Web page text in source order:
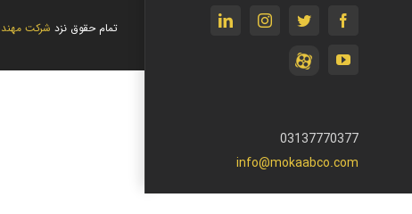
facebook
twitter
instagram
linkedin
youtube
آپارات
03137770377
info@mokaabco.com
تمام حقوق نزد شرکت